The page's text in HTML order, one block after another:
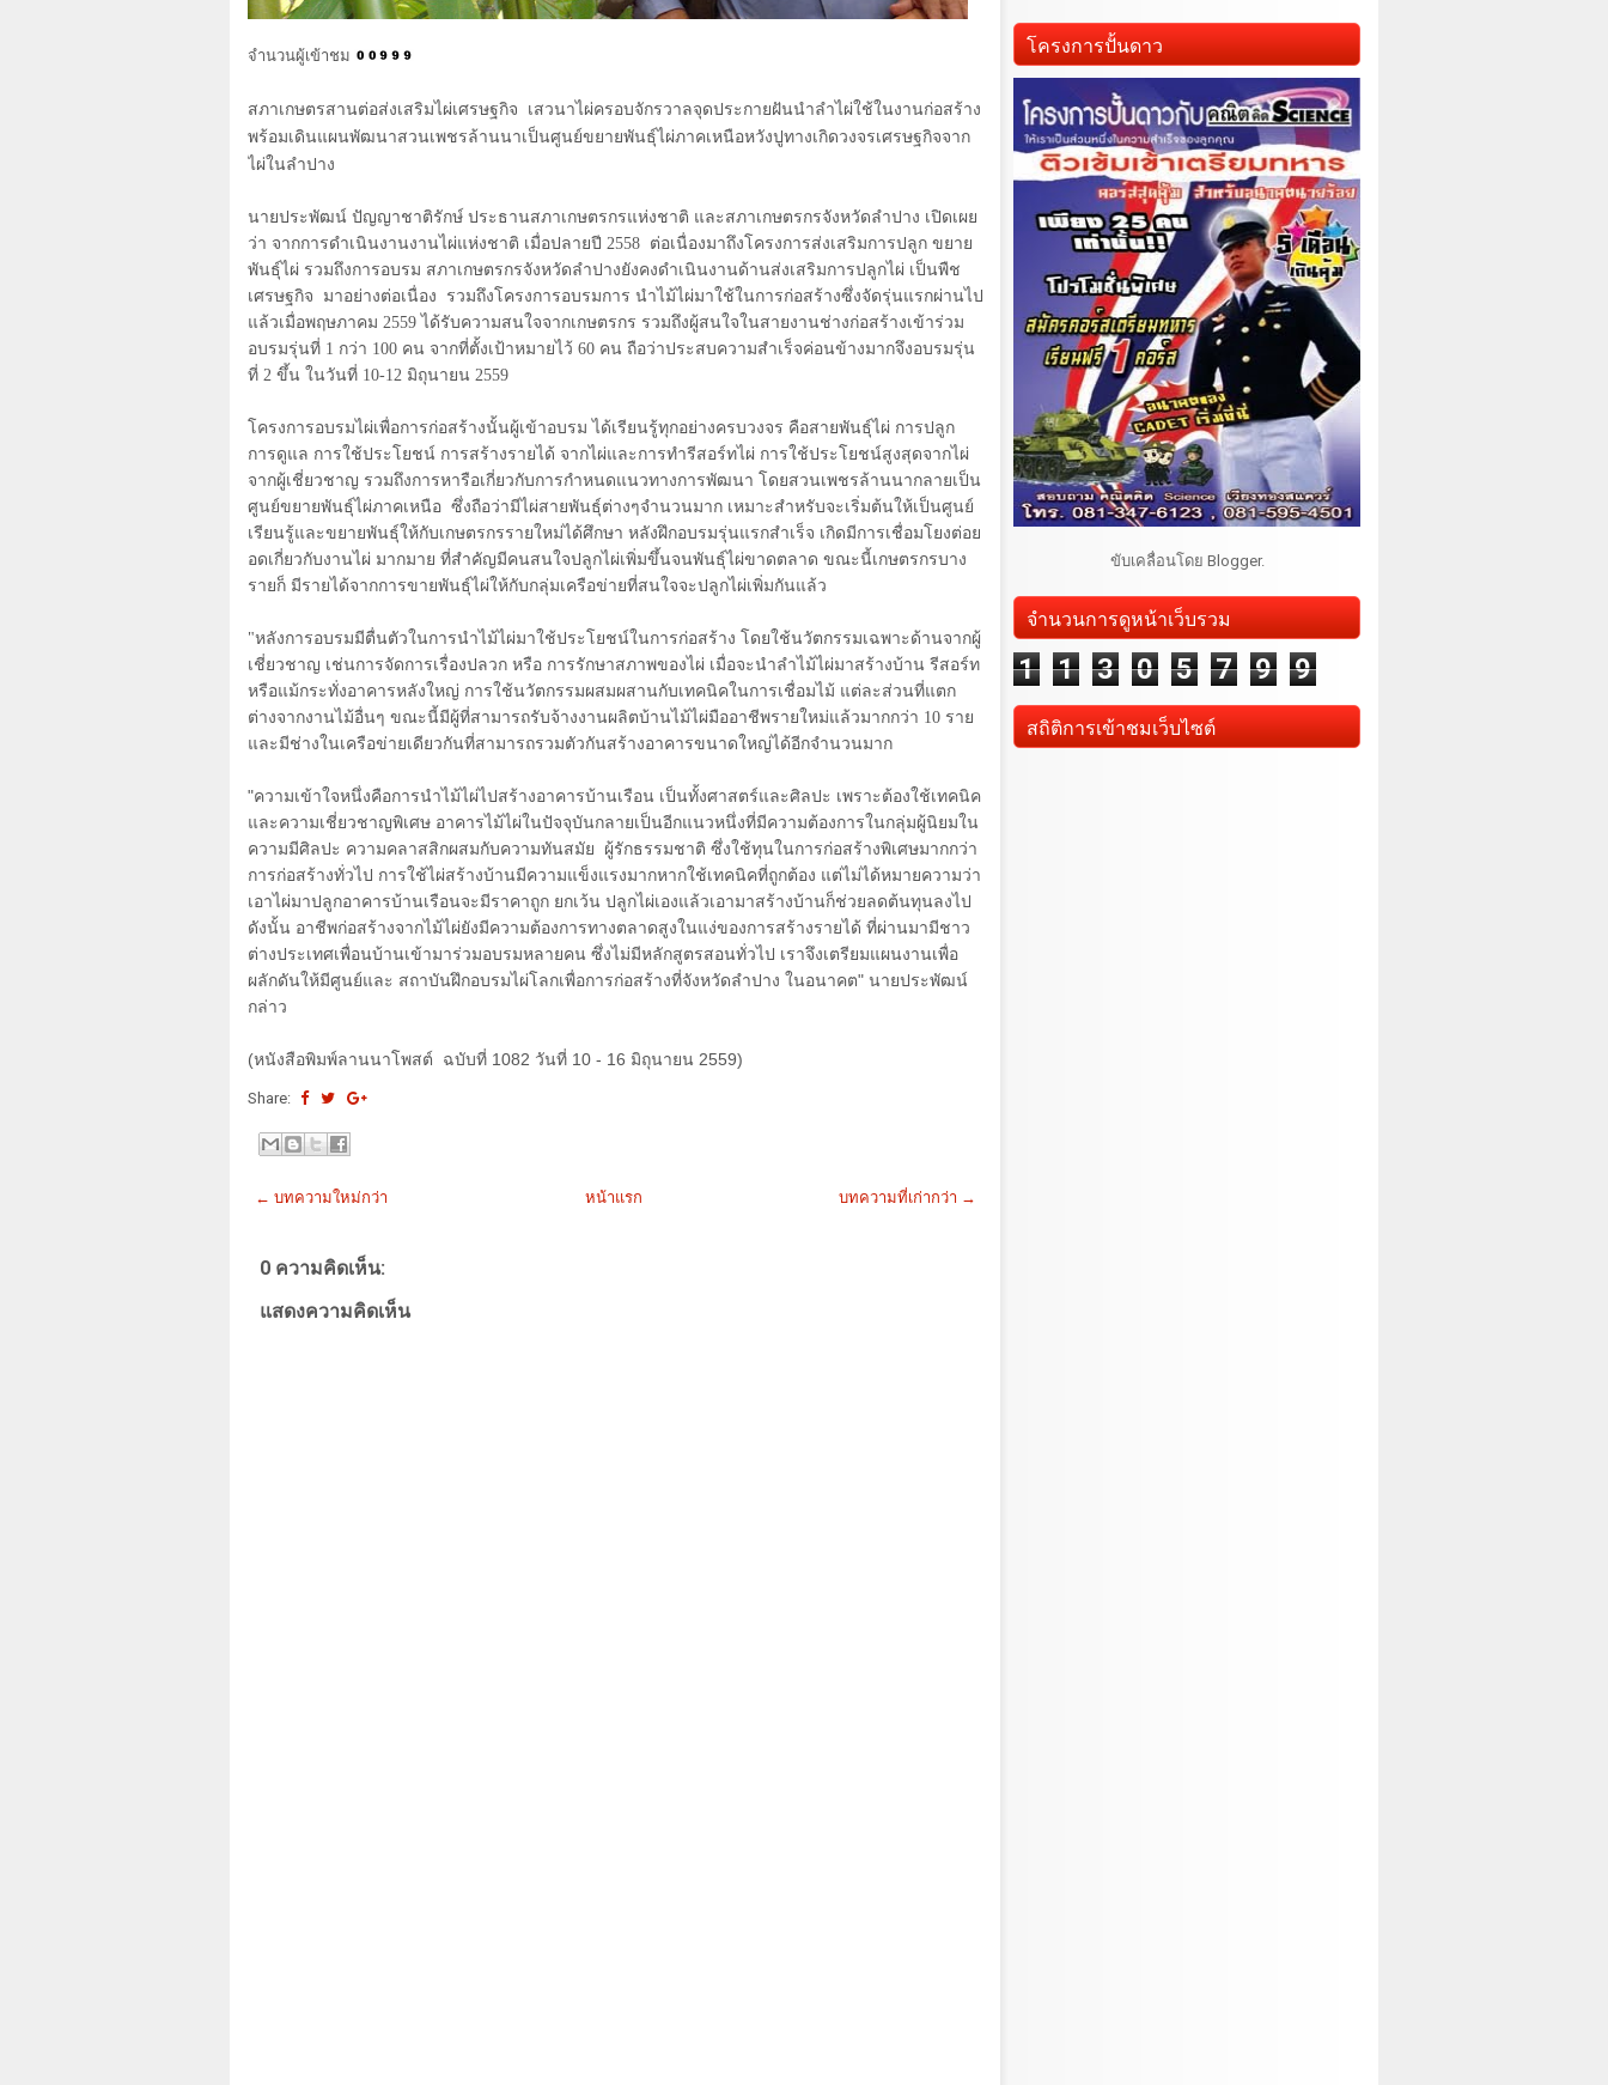
จำนวนผู้เข้าชม
สภาเกษตรสานต่อส่งเสริมไผ่เศรษฐกิจ
เสวนาไผ่ครอบจักรวาลจุดประกายฝันนำลำไผ่ใช้ในงานก่อสร้าง
พร้อมเดินแผนพัฒนาสวนเพชรล้านนาเป็นศูนย์ขยายพันธุ์ไผ่ภาคเหนือหวังปูทางเกิดวงจรเศรษฐกิจจาก
ไผ่ในลำปาง
นายประพัฒน์ ปัญญาชาติรักษ์ ประธานสภาเกษตรกรแห่งชาติ และสภาเกษตรกรจังหวัดลำปาง เปิดเผย
ว่า จากการดำเนินงานงานไผ่แห่งชาติ เมื่อปลายปี 2558 ต่อเนื่องมาถึงโครงการส่งเสริมการปลูก ขยาย
พันธุ์ไผ่ รวมถึงการอบรม สภาเกษตรกรจังหวัดลำปางยังคงดำเนินงานด้านส่งเสริมการปลูกไผ่ เป็นพืช
เศรษฐกิจ มาอย่างต่อเนื่อง รวมถึงโครงการอบรมการ นำไม้ไผ่มาใช้ในการก่อสร้างซึ่งจัดรุ่นแรกผ่านไป
แล้วเมื่อพฤษภาคม 2559 ได้รับความสนใจจากเกษตรกร รวมถึงผู้สนใจในสายงานช่างก่อสร้างเข้าร่วม
อบรมรุ่นที่ 1 กว่า 100 คน จากที่ตั้งเป้าหมายไว้ 60 คน ถือว่าประสบความสำเร็จค่อนข้างมากจึงอบรมรุ่น
ที่ 2 ขึ้น ในวันที่ 10-12 มิถุนายน 2559
โครงการอบรมไผ่เพื่อการก่อสร้างนั้นผู้เข้าอบรม ได้เรียนรู้ทุกอย่างครบวงจร คือสายพันธุ์ไผ่ การปลูก
การดูแล การใช้ประโยชน์ การสร้างรายได้ จากไผ่และการทำรีสอร์ทไผ่ การใช้ประโยชน์สูงสุดจากไผ่
จากผู้เชี่ยวชาญ รวมถึงการหารือเกี่ยวกับการกำหนดแนวทางการพัฒนา โดยสวนเพชรล้านนากลายเป็น
ศูนย์ขยายพันธุ์ไผ่ภาคเหนือ ซึ่งถือว่ามีไผ่สายพันธุ์ต่างๆจำนวนมาก เหมาะสำหรับจะเริ่มต้นให้เป็นศูนย์
เรียนรู้และขยายพันธุ์ให้กับเกษตรกรรายใหม่ได้ศึกษา หลังฝึกอบรมรุ่นแรกสำเร็จ เกิดมีการเชื่อมโยงต่อย
อดเกี่ยวกับงานไผ่ มากมาย ที่สำคัญมีคนสนใจปลูกไผ่เพิ่มขึ้นจนพันธุ์ไผ่ขาดตลาด ขณะนี้เกษตรกรบาง
รายก็ มีรายได้จากการขายพันธุ์ไผ่ให้กับกลุ่มเครือข่ายที่สนใจจะปลูกไผ่เพิ่มกันแล้ว
"หลังการอบรมมีตื่นตัวในการนำไม้ไผ่มาใช้ประโยชน์ในการก่อสร้าง โดยใช้นวัตกรรมเฉพาะด้านจากผู้
เชี่ยวชาญ เช่นการจัดการเรื่องปลวก หรือ การรักษาสภาพของไผ่ เมื่อจะนำลำไม้ไผ่มาสร้างบ้าน รีสอร์ท
หรือแม้กระทั่งอาคารหลังใหญ่ การใช้นวัตกรรมผสมผสานกับเทคนิคในการเชื่อมไม้ แต่ละส่วนที่แตก
ต่างจากงานไม้อื่นๆ ขณะนี้มีผู้ที่สามารถรับจ้างงานผลิตบ้านไม้ไผ่มืออาชีพรายใหม่แล้วมากกว่า 10 ราย
และมีช่างในเครือข่ายเดียวกันที่สามารถรวมตัวกันสร้างอาคารขนาดใหญ่ได้อีกจำนวนมาก
"ความเข้าใจหนึ่งคือการนำไม้ไผ่ไปสร้างอาคารบ้านเรือน เป็นทั้งศาสตร์และศิลปะ เพราะต้องใช้เทคนิค
และความเชี่ยวชาญพิเศษ อาคารไม้ไผ่ในปัจจุบันกลายเป็นอีกแนวหนึ่งที่มีความต้องการในกลุ่มผู้นิยมใน
ความมีศิลปะ ความคลาสสิกผสมกับความทันสมัย
ผู้รักธรรมชาติ ซึ่งใช้ทุนในการก่อสร้างพิเศษมากกว่า
การก่อสร้างทั่วไป การใช้ไผ่สร้างบ้านมีความแข็งแรงมากหากใช้เทคนิคที่ถูกต้อง แต่ไม่ได้หมายความว่า
เอาไผ่มาปลูกอาคารบ้านเรือนจะมีราคาถูก ยกเว้น ปลูกไผ่เองแล้วเอามาสร้างบ้านก็ช่วยลดต้นทุนลงไป
ดังนั้น อาชีพก่อสร้างจากไม้ไผ่ยังมีความต้องการทางตลาดสูงในแง่ของการสร้างรายได้ ที่ผ่านมามีชาว
ต่างประเทศเพื่อนบ้านเข้ามาร่วมอบรมหลายคน ซึ่งไม่มีหลักสูตรสอนทั่วไป เราจึงเตรียมแผนงานเพื่อ
ผลักดันให้มีศูนย์และ สถาบันฝึกอบรมไผ่โลกเพื่อการก่อสร้างที่จังหวัดลำปาง ในอนาคต" นายประพัฒน์
กล่าว
(หนังสือพิมพ์ลานนาโพสต์ ฉบับที่ 1082 วันที่ 10 - 16 มิถุนายน 2559)
Share:
← บทความใหม่กว่า บทความที่เก่ากว่า →
หน้าแรก
0 ความคิดเห็น:
แสดงความคิดเห็น
โครงการปั้นดาว
ขับเคลื่อนโดย Blogger.
จำนวนการดูหน้าเว็บรวม
1 1 3 0 5 7 9 9
สถิติการเข้าชมเว็บไซต์